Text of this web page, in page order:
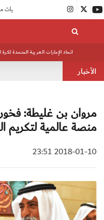
اتحاد الإمارات العربية المتحدة لكرة
الأخبار
مروان بن غليطة:
منصة عالمية لتكريم
2018-01-10 23:51